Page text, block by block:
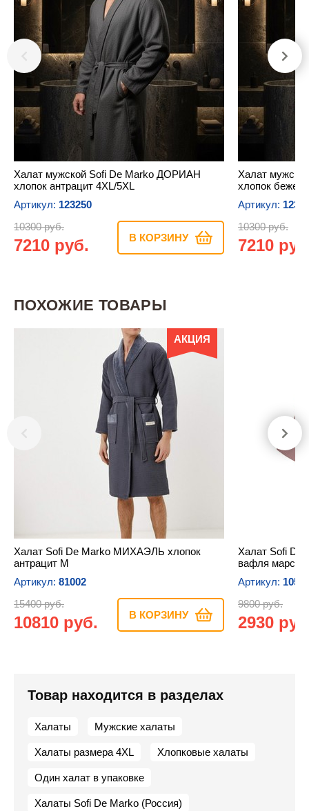
Халат мужской Sofi De Marko ДОРИАН
хлопок антрацит 4XL/5XL
Артикул: 123250
10300 руб.
7210 руб. В КОРЗИНУ
Халат
хлопок
Артикул:
10300 руб.
7210
ПОХОЖИЕ ТОВАРЫ
АКЦИЯ
Халат Sofi De Marko МИХАЭЛЬ хлопок
антрацит M
Артикул: 81002
15400 руб.
10810 руб. В КОРЗИНУ
Халат Sofi De
вафля
Артикул:
9800 руб.
2930
Товар находится в разделах
Халаты Мужские халаты
Халаты размера 4XL Хлопковые халаты
Один халат в упаковке
Халаты Sofi De Marko (Россия)